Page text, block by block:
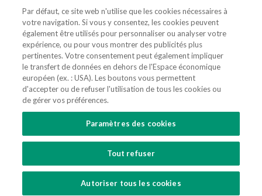
Politique de Cookies
Paramètres des cookies
Utilisation Frauduleuse du Nom/Brand
SUIVEZ-NOUS
Advogados e Consultores, SP RL. Todos os direitos reservados.
Created by
SOFTWAY
Par défaut, ce site web n'utilise que les cookies nécessaires à
votre navigation. Si vous y consentez, les cookies peuvent
également être utilisés pour personnaliser ou analyser votre
expérience, ou pour vous montrer des publicités plus
pertinentes. Votre consentement peut également impliquer
le transfert de données en dehors de l'Espace économique
européen (ex. : USA). Les boutons vous permettent
d'accepter ou de refuser l'utilisation de tous les cookies ou
de gérer vos préférences.
Paramètres des cookies
Tout refuser
Autoriser tous les cookies